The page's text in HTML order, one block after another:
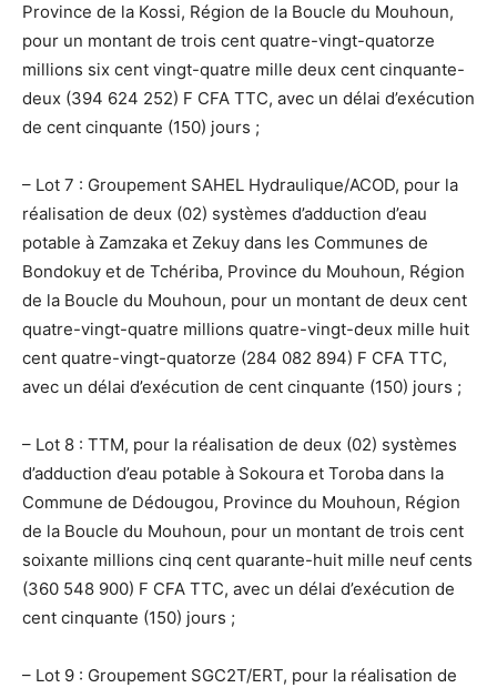
Province de la Kossi, Région de la Boucle du Mouhoun,
pour un montant de trois cent quatre-vingt-quatorze
millions six cent vingt-quatre mille deux cent cinquante-
deux (394 624 252) F CFA TTC, avec un délai d’exécution
de cent cinquante (150) jours ;
– Lot 7 : Groupement SAHEL Hydraulique/ACOD, pour la
réalisation de deux (02) systèmes d’adduction d’eau
potable à Zamzaka et Zekuy dans les Communes de
Bondokuy et de Tchériba, Province du Mouhoun, Région
de la Boucle du Mouhoun, pour un montant de deux cent
quatre-vingt-quatre millions quatre-vingt-deux mille huit
cent quatre-vingt-quatorze (284 082 894) F CFA TTC,
avec un délai d’exécution de cent cinquante (150) jours ;
– Lot 8 : TTM, pour la réalisation de deux (02) systèmes
d’adduction d’eau potable à Sokoura et Toroba dans la
Commune de Dédougou, Province du Mouhoun, Région
de la Boucle du Mouhoun, pour un montant de trois cent
soixante millions cinq cent quarante-huit mille neuf cents
(360 548 900) F CFA TTC, avec un délai d’exécution de
cent cinquante (150) jours ;
– Lot 9 : Groupement SGC2T/ERT, pour la réalisation de